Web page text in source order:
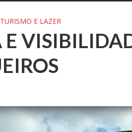
TURISMO E LAZER